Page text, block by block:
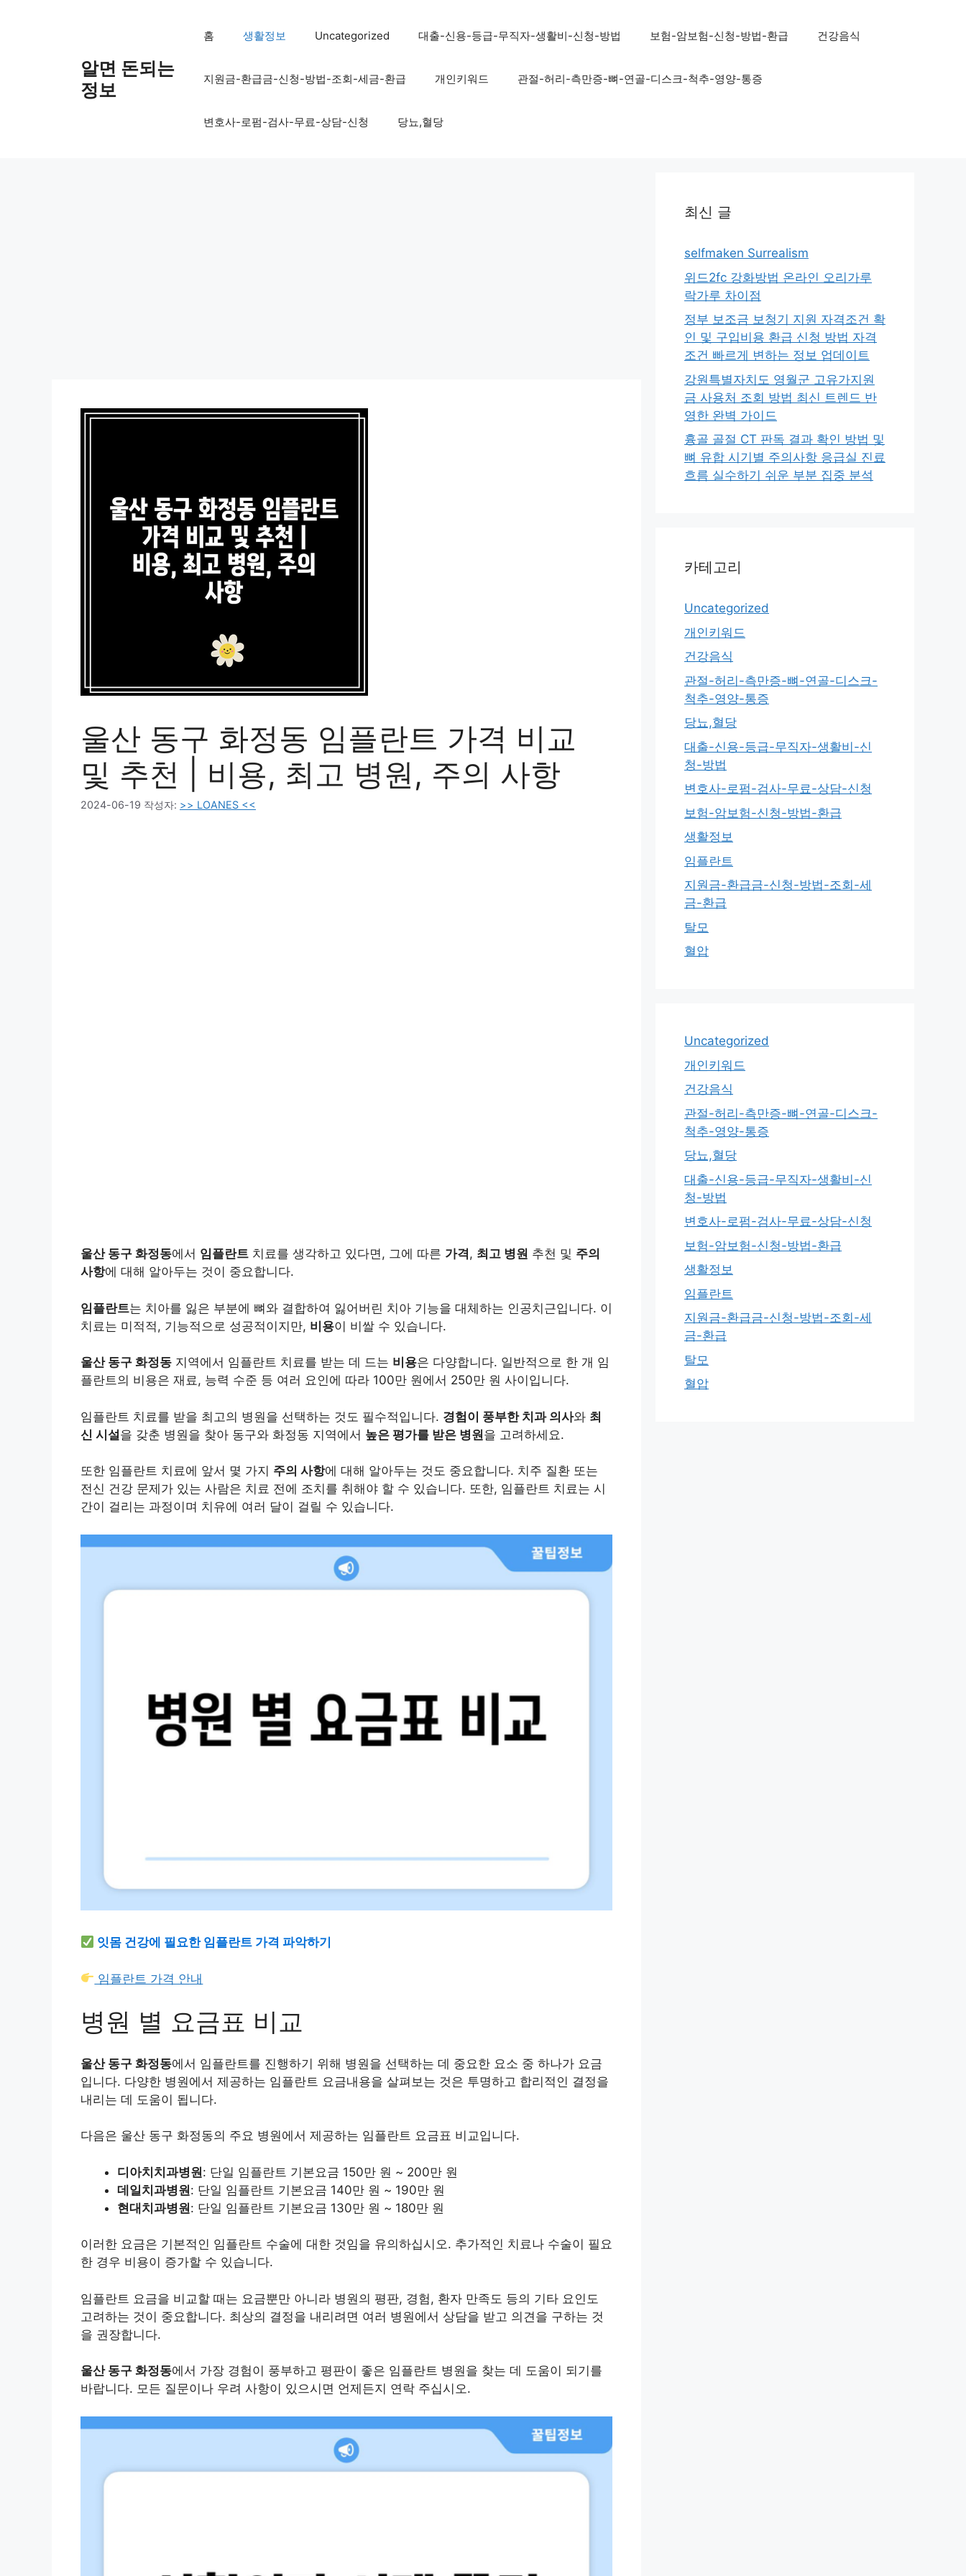
알면 돈되는
정보
홈 생활정보 Uncategorized 대출-신용-등급-무직자-생활비-신청-방법 보험-암보험-신청-방법-환급 건강음식
지원금-환급금-신청-방법-조회-세금-환급 개인키워드 관절-허리-측만증-뼈-연골-디스크-척추-영양-통증
변호사-로펌-검사-무료-상담-신청 당뇨,혈당
울산 동구 화정동 임플란트 가격 비교
및 추천 | 비용, 최고 병원, 주의 사항
2024-06-19 작성자: >> LOANES <<
울산 동구 화정동에서 임플란트 치료를 생각하고 있다면, 그에 따른 가격, 최고 병원 추천 및 주의
사항에 대해 알아두는 것이 중요합니다.
임플란트는 치아를 잃은 부분에 뼈와 결합하여 잃어버린 치아 기능을 대체하는 인공치근입니다. 이
치료는 미적적, 기능적으로 성공적이지만, 비용이 비쌀 수 있습니다.
울산 동구 화정동 지역에서 임플란트 치료를 받는 데 드는 비용은 다양합니다. 일반적으로 한 개 임
플란트의 비용은 재료, 능력 수준 등 여러 요인에 따라 100만 원에서 250만 원 사이입니다.
임플란트 치료를 받을 최고의 병원을 선택하는 것도 필수적입니다. 경험이 풍부한 치과 의사와 최
신 시설을 갖춘 병원을 찾아 동구와 화정동 지역에서 높은 평가를 받은 병원을 고려하세요.
또한 임플란트 치료에 앞서 몇 가지 주의 사항에 대해 알아두는 것도 중요합니다. 치주 질환 또는
전신 건강 문제가 있는 사람은 치료 전에 조치를 취해야 할 수 있습니다. 또한, 임플란트 치료는 시
간이 걸리는 과정이며 치유에 여러 달이 걸릴 수 있습니다.
잇몸 건강에 필요한 임플란트 가격 파악하기
임플란트 가격 안내
병원 별 요금표 비교
울산 동구 화정동에서 임플란트를 진행하기 위해 병원을 선택하는 데 중요한 요소 중 하나가 요금
입니다. 다양한 병원에서 제공하는 임플란트 요금내용을 살펴보는 것은 투명하고 합리적인 결정을
내리는 데 도움이 됩니다.
다음은 울산 동구 화정동의 주요 병원에서 제공하는 임플란트 요금표 비교입니다.
디아치치과병원: 단일 임플란트 기본요금 150만 원 ~ 200만 원
데일치과병원: 단일 임플란트 기본요금 140만 원 ~ 190만 원
현대치과병원: 단일 임플란트 기본요금 130만 원 ~ 180만 원
이러한 요금은 기본적인 임플란트 수술에 대한 것임을 유의하십시오. 추가적인 치료나 수술이 필요
한 경우 비용이 증가할 수 있습니다.
임플란트 요금을 비교할 때는 요금뿐만 아니라 병원의 평판, 경험, 환자 만족도 등의 기타 요인도
고려하는 것이 중요합니다. 최상의 결정을 내리려면 여러 병원에서 상담을 받고 의견을 구하는 것
을 권장합니다.
울산 동구 화정동에서 가장 경험이 풍부하고 평판이 좋은 임플란트 병원을 찾는 데 도움이 되기를
바랍니다. 모든 질문이나 우려 사항이 있으시면 언제든지 연락 주십시오.
최신 글
selfmaken Surrealism
위드2fc 강화방법 온라인 오리가루
락가루 차이점
정부 보조금 보청기 지원 자격조건 확
인 및 구입비용 환급 신청 방법 자격
조건 빠르게 변하는 정보 업데이트
강원특별자치도 영월군 고유가지원
금 사용처 조회 방법 최신 트렌드 반
영한 완벽 가이드
흉골 골절 CT 판독 결과 확인 방법 및
뼈 유합 시기별 주의사항 응급실 진료
흐름 실수하기 쉬운 부분 집중 분석
카테고리
Uncategorized
개인키워드
건강음식
관절-허리-측만증-뼈-연골-디스크-
척추-영양-통증
당뇨,혈당
대출-신용-등급-무직자-생활비-신
청-방법
변호사-로펌-검사-무료-상담-신청
보험-암보험-신청-방법-환급
생활정보
임플란트
지원금-환급금-신청-방법-조회-세
금-환급
탈모
혈압
Uncategorized
개인키워드
건강음식
관절-허리-측만증-뼈-연골-디스크-
척추-영양-통증
당뇨,혈당
대출-신용-등급-무직자-생활비-신
청-방법
변호사-로펌-검사-무료-상담-신청
보험-암보험-신청-방법-환급
생활정보
임플란트
지원금-환급금-신청-방법-조회-세
금-환급
탈모
혈압